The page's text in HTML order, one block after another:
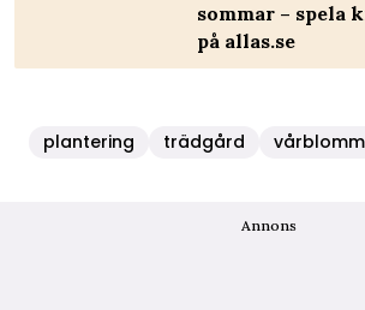
sommar – spela
på allas.se
plantering trädgård
Annons